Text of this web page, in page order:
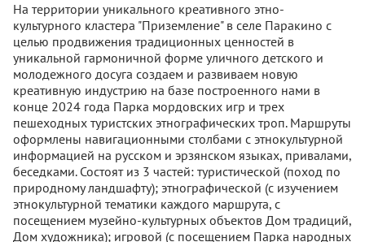
На территории уникального креативного этно-
культурного кластера "Приземление" в селе Паракино с
целью продвижения традиционных ценностей в
уникальной гармоничной форме уличного детского и
молодежного досуга создаем и развиваем новую
креативную индустрию на базе построенного нами в
конце 2024 года Парка мордовских игр и трех
пешеходных туристских этнографических троп. Маршруты
оформлены навигационными столбами с этнокультурной
информацией на русском и эрзянском языках, привалами,
беседками. Состоят из 3 частей: туристической (поход по
природному ландшафту); этнографической (с изучением
этнокультурной тематики каждого маршрута, с
посещением музейно-культурных объектов Дом традиций,
Дом художника); игровой (с посещением Парка народных